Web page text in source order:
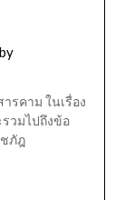
by
รคาม ในเรื่อง
วมไปถึงข้อ
ภัฎ